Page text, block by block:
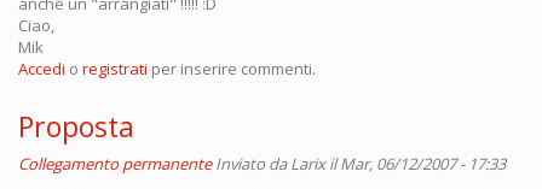
Ciao,
Mik
Accedi o registrati per inserire commenti.
Proposta
Collegamento permanente Inviato daLarixil Mar, 06/12/2007 - 17:33